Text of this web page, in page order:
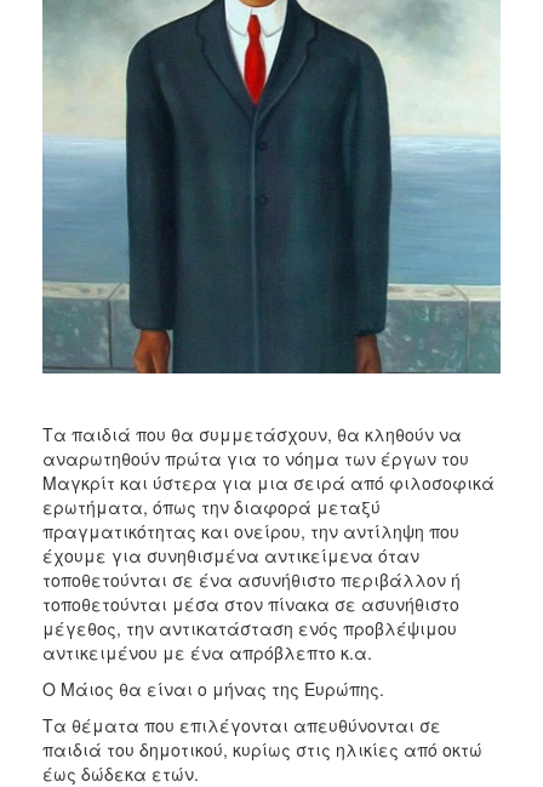
Τα παιδιά που θα συμμετάσχουν, θα κληθούν να
αναρωτηθούν πρώτα για το νόημα των έργων του
Μαγκρίτ και ύστερα για μια σειρά από φιλοσοφικά
ερωτήματα, όπως την διαφορά μεταξύ
πραγματικότητας και ονείρου, την αντίληψη που
έχουμε για συνηθισμένα αντικείμενα όταν
τοποθετούνται σε ένα ασυνήθιστο περιβάλλον ή
τοποθετούνται μέσα στον πίνακα σε ασυνήθιστο
μέγεθος, την αντικατάσταση ενός προβλέψιμου
αντικειμένου με ένα απρόβλεπτο κ.α.
Ο Μάιος θα είναι ο μήνας της Ευρώπης.
Τα θέματα που επιλέγονται απευθύνονται σε
παιδιά του δημοτικού, κυρίως στις ηλικίες από οκτώ
έως δώδεκα ετών.